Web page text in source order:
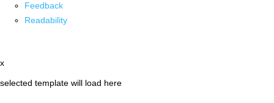
Feedback
Readability
x
selected template will load here